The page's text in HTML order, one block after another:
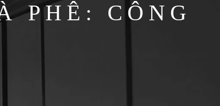
PHÊ: CÔNG